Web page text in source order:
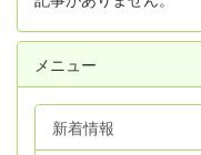
メニュー
新着情報